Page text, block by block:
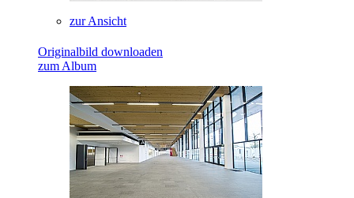
zur Ansicht
Originalbild downloaden
zum Album